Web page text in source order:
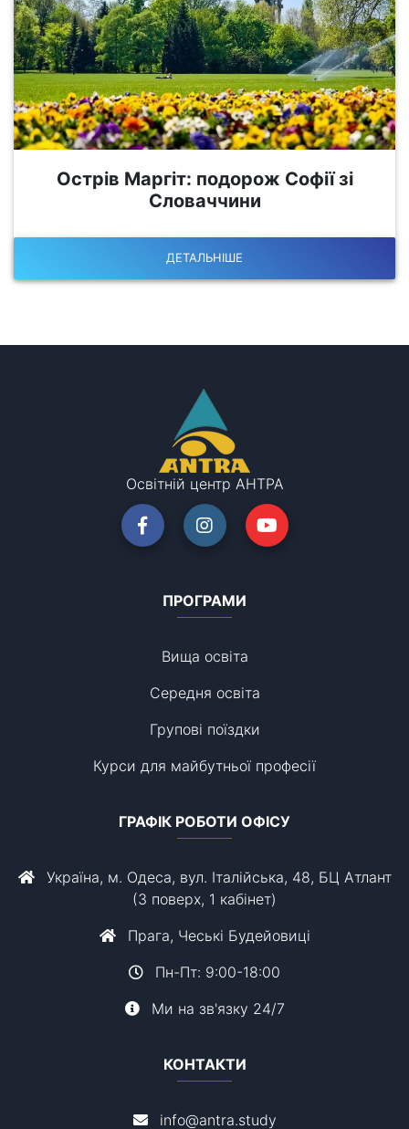
Острів Маргіт: подорож Софії зі
Словаччини
ДЕТАЛЬНІШЕ
Освітній центр АНТРА
ПРОГРАМИ
Вища освіта
Середня освіта
Групові поїздки
Курси для майбутньої професії
ГРАФІК РОБОТИ ОФІСУ
Україна, м. Одеса, вул. Італійська, 48, БЦ Атлант
(3 поверх, 1 кабінет)
Прага, Чеські Будейовиці
Пн-Пт: 9:00-18:00
Ми на зв'язку 24/7
КОНТАКТИ
info@antra.study